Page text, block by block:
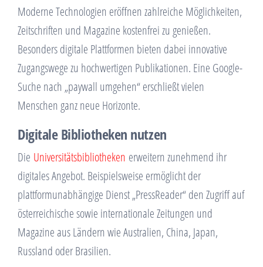
Moderne Technologien eröffnen zahlreiche Möglichkeiten,
Zeitschriften und Magazine kostenfrei zu genießen.
Besonders digitale Plattformen bieten dabei innovative
Zugangswege zu hochwertigen Publikationen. Eine Google-
Suche nach „paywall umgehen“ erschließt vielen
Menschen ganz neue Horizonte.
Digitale Bibliotheken nutzen
Die Universitätsbibliotheken erweitern zunehmend ihr
digitales Angebot. Beispielsweise ermöglicht der
plattformunabhängige Dienst „PressReader“ den Zugriff auf
österreichische sowie internationale Zeitungen und
Magazine aus Ländern wie Australien, China, Japan,
Russland oder Brasilien.